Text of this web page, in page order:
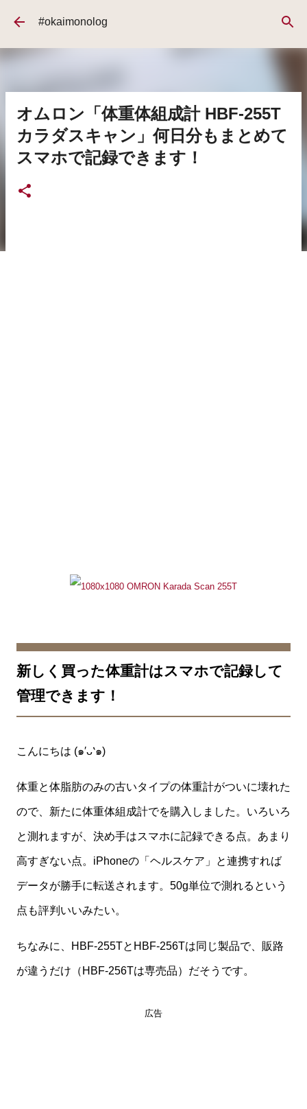
スキップしてメイン コンテンツに移動
#okaimonolog
オムロン「体重体組成計 HBF-255T
カラダスキャン」何日分もまとめて
スマホで記録できます！
新しく買った体重計はスマホで記録して
管理できます！
こんにちは (๑′ᴗ‵๑)
体重と体脂肪のみの古いタイプの体重計がついに壊れた
ので、新たに体重体組成計でを購入しました。いろいろ
と測れますが、決め手はスマホに記録できる点。あまり
高すぎない点。iPhoneの「ヘルスケア」と連携すれば
データが勝手に転送されます。50g単位で測れるという
点も評判いいみたい。
ちなみに、HBF-255TとHBF-256Tは同じ製品で、販路
が違うだけ（HBF-256Tは専売品）だそうです。
広告